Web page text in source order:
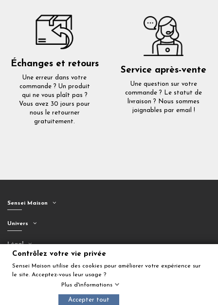
Échanges et retours
Une erreur dans votre
commande ? Un produit
qui ne vous plaît pas ?
Vous avez 30 jours pour
nous le retourner
gratuitement.
Service après-vente
Une question sur votre
commande ? Le statut de
livraison ? Nous sommes
joignables par email !
Sensei Maison
Univers
Légal
Suivez-nous
Contrôlez votre vie privée
Sensei Maison utilise des cookies pour améliorer votre expérience sur
le site. Acceptez-vous leur usage ?
Plus d'informations
Accepter tout